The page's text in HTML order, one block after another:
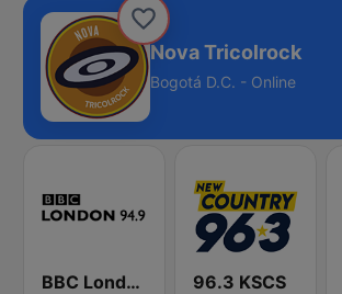
Nova Tricolrock
Bogotá D.C. - Online
BBC London 96.3 KSCS